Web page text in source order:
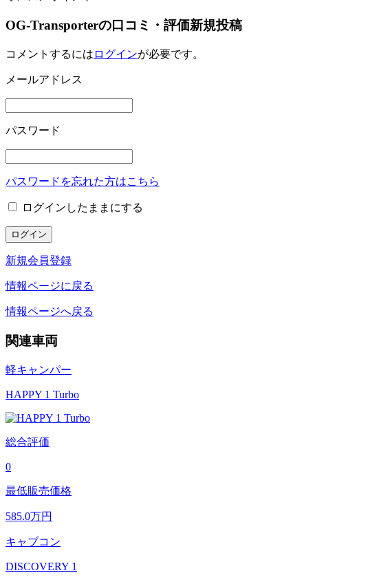
OG-Transporterの口コミ・評価新規投稿
コメントするには ログインが必要です。
メールアドレス
パスワード
パスワードを忘れた方はこちら
ログインしたままにする
新規会員登録
情報ページに戻る
情報ページへ戻る
関連車両
軽キャンパー
HAPPY 1 Turbo
総合評価
0
最低販売価格
585.0万円
キャブコン
DISCOVERY 1